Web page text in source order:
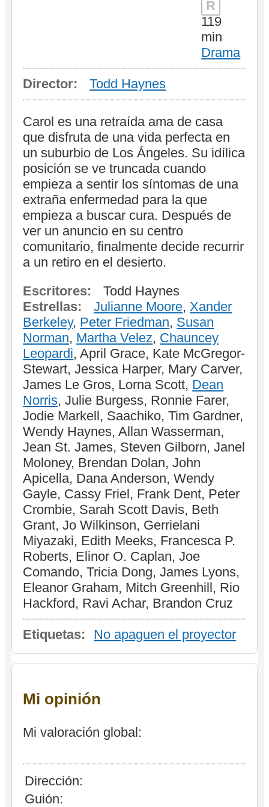
R
119
min
Drama
Director: Todd Haynes
Carol es una retraída ama de casa
que disfruta de una vida perfecta en
un suburbio de Los Ángeles. Su idílica
posición se ve truncada cuando
empieza a sentir los síntomas de una
extraña enfermedad para la que
empieza a buscar cura. Después de
ver un anuncio en su centro
comunitario, finalmente decide recurrir
a un retiro en el desierto.
Escritores:
Todd Haynes
Estrellas:
Julianne Moore,Xander
Berkeley, Peter Friedman, Susan
Norman, Martha Velez, Chauncey
Leopardi, April Grace, Kate McGregor-
Stewart, Jessica Harper, Mary Carver,
James Le Gros, Lorna Scott, Dean
Norris, Julie Burgess, Ronnie Farer,
Jodie Markell, Saachiko, Tim Gardner,
Wendy Haynes, Allan Wasserman,
Jean St. James, Steven Gilborn, Janel
Moloney, Brendan Dolan, John
Apicella, Dana Anderson, Wendy
Gayle, Cassy Friel, Frank Dent, Peter
Crombie, Sarah Scott Davis, Beth
Grant, Jo Wilkinson, Gerrielani
Miyazaki, Edith Meeks, Francesca P.
Roberts, Elinor O. Caplan, Joe
Comando, Tricia Dong, James Lyons,
Eleanor Graham, Mitch Greenhill, Rio
Hackford, Ravi Achar, Brandon Cruz
Etiquetas: No apaguen el proyector
Mi opinión
Mi valoración global:
Dirección:
Guión: